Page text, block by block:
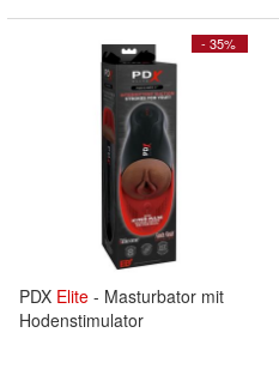
- 35%
PDX Elite - Masturbator mit
Hodenstimulator